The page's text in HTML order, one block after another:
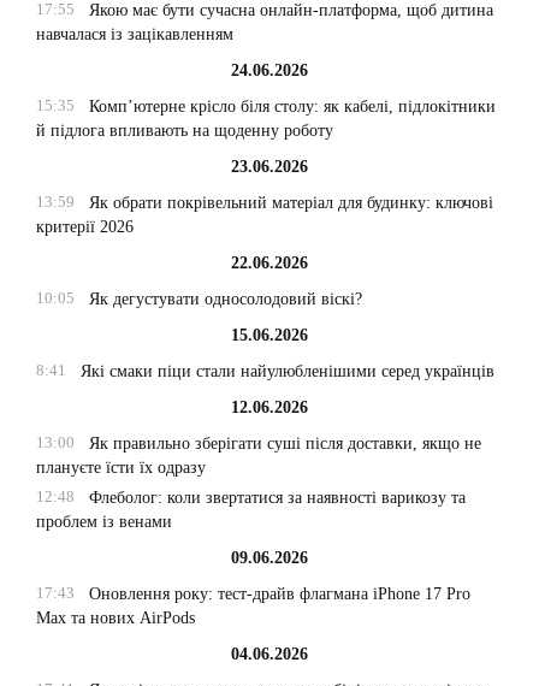
17:55
Якою має бути сучасна онлайн-платформа, щоб дитина
навчалася із зацікавленням
24.06.2026
15:35
Комп’ютерне крісло біля столу: як кабелі, підлокітники
й підлога впливають на щоденну роботу
23.06.2026
13:59
Як обрати покрівельний матеріал для будинку: ключові
критерії 2026
22.06.2026
10:05
Як дегустувати односолодовий віскі?
15.06.2026
8:41
Які смаки піци стали найулюбленішими серед українців
12.06.2026
13:00
Як правильно зберігати суші після доставки, якщо не
плануєте їсти їх одразу
12:48
Флеболог: коли звертатися за наявності варикозу та
проблем із венами
09.06.2026
17:43
Оновлення року: тест-драйв флагмана iPhone 17 Pro
Max та нових AirPods
04.06.2026